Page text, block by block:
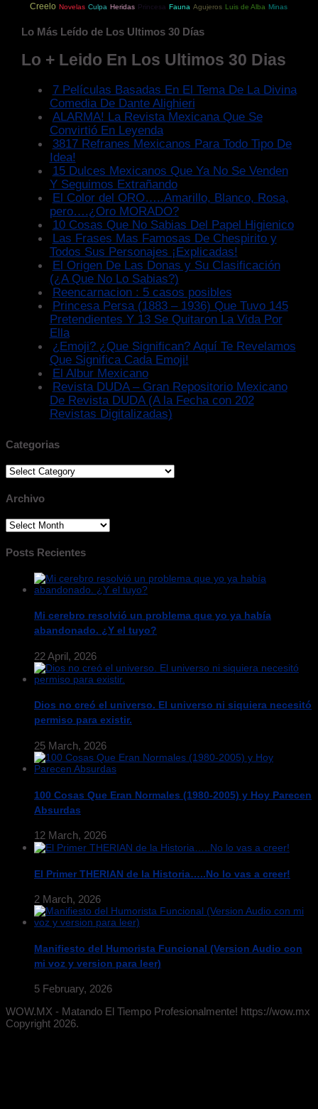
Creelo Novelas Culpa Heridas Princesa Fauna Agujeros Luis de Alba Minas
Lo Más Leído de Los Ultimos 30 Días
Lo + Leido En Los Ultimos 30 Dias
7 Películas Basadas En El Tema De La Divina
Comedia De Dante Alighieri
ALARMA! La Revista Mexicana Que Se
Convirtió En Leyenda
3817 Refranes Mexicanos Para Todo Tipo De
Idea!
15 Dulces Mexicanos Que Ya No Se Venden
Y Seguimos Extrañando
El Color del ORO…..Amarillo, Blanco, Rosa,
pero….¿Oro MORADO?
10 Cosas Que No Sabias Del Papel Higienico
Las Frases Mas Famosas De Chespirito y
Todos Sus Personajes ¡Explicadas!
El Origen De Las Donas y Su Clasificación
(¿A Que No Lo Sabias?)
Reencarnacion : 5 casos posibles
Princesa Persa (1883 – 1936) Que Tuvo 145
Pretendientes Y 13 Se Quitaron La Vida Por
Ella
¿Emoji? ¿Que Significan? Aquí Te Revelamos
Que Significa Cada Emoji!
El Albur Mexicano
Revista DUDA – Gran Repositorio Mexicano
De Revista DUDA (A la Fecha con 202
Revistas Digitalizadas)
Categorias
Categorias
Archivo
Archivo
Posts Recientes
Mi cerebro resolvió un problema que yo ya había
abandonado. ¿Y el tuyo?
22 April, 2026
Dios no creó el universo. El universo ni siquiera necesitó
permiso para existir.
25 March, 2026
100 Cosas Que Eran Normales (1980-2005) y Hoy Parecen
Absurdas
12 March, 2026
El Primer THERIAN de la Historia…..No lo vas a creer!
2 March, 2026
Manifiesto del Humorista Funcional (Version Audio con
mi voz y version para leer)
5 February, 2026
WOW.MX - Matando El Tiempo Profesionalmente! https://wow.mx
Copyright 2026.